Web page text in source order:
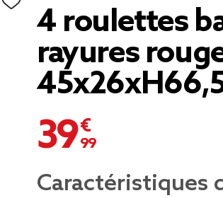
4 roulettes
rayures
39,99 €
Caractéristiques